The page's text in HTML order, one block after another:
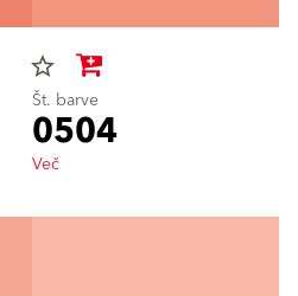
star_border
Št. barve
0504
Več